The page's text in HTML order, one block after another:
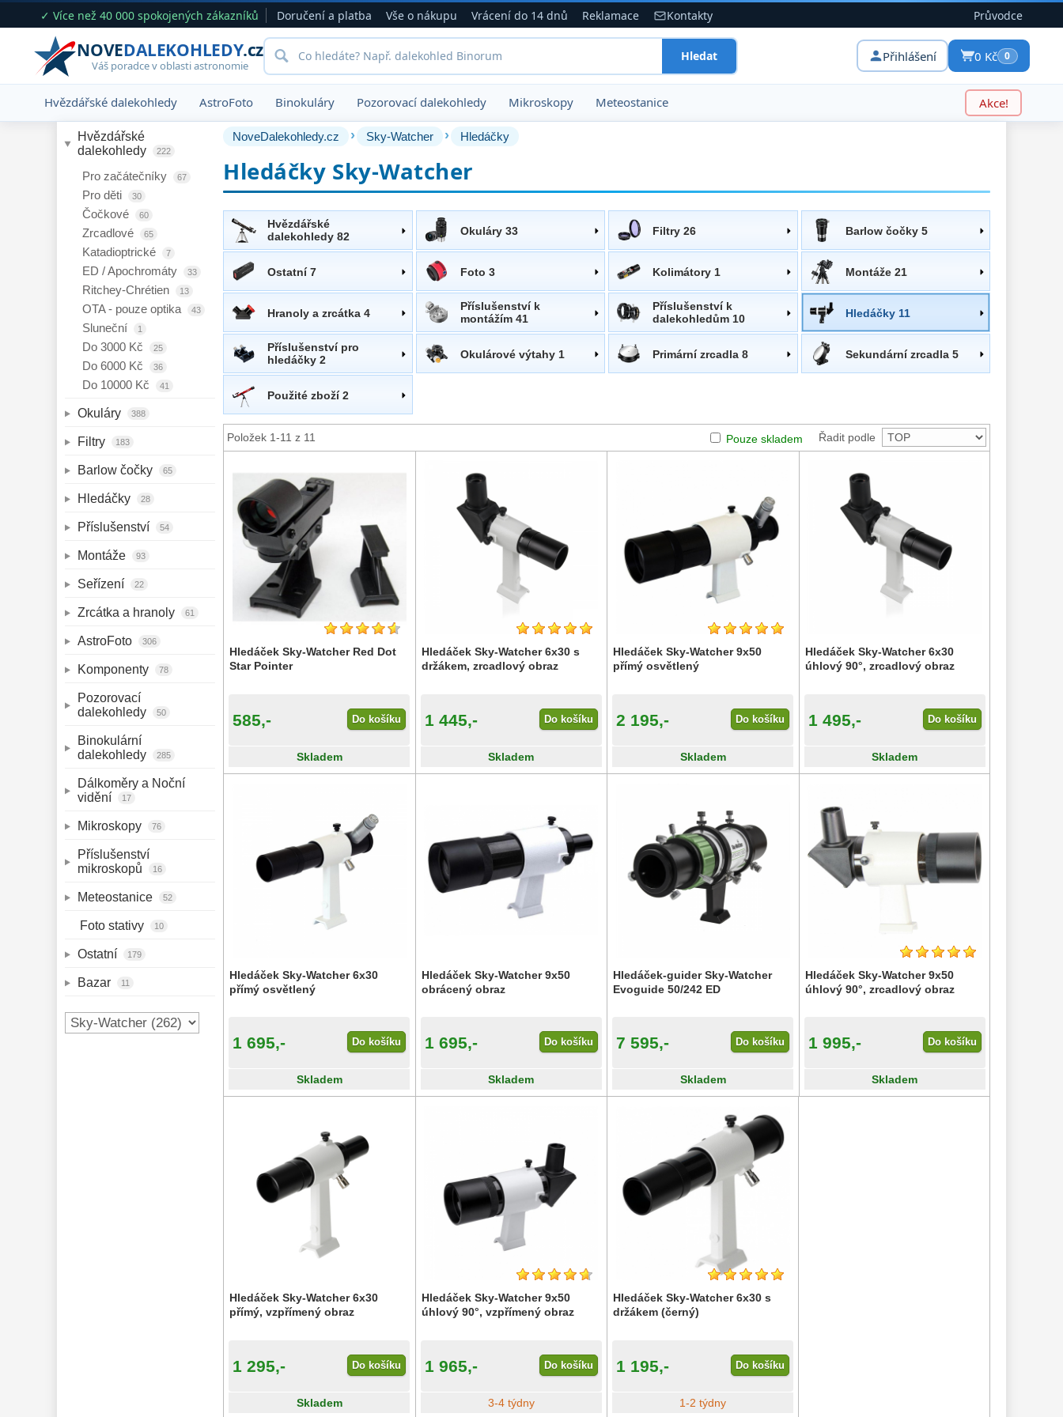
✓ Více než 40 000 spokojených zákazníků Doručení a platba Vše o nákupu Vrácení do 14 dnů Reklamace Kontakty Průvodce
NOVEDALEKOHLEDY.cz
Váš poradce v oblasti astronomie
Hledat Přihlášení 0 Kč 0
Hvězdářské dalekohledy AstroFoto Binokuláry Pozorovací dalekohledy Mikroskopy Meteostanice Akce!
Hvězdářské
dalekohledy
222
Pro začátečníky 67
Pro děti 30
Čočkové 60
Zrcadlové 65
Katadioptrické 7
ED / Apochromáty 33
Ritchey-Chrétien 13
OTA - pouze optika 43
Sluneční 1
Do 3000 Kč 25
Do 6000 Kč 36
Do 10000 Kč 41
Okuláry 388
Filtry 183
Barlow čočky 65
Hledáčky 28
Příslušenství 54
Montáže 93
Seřízení 22
Zrcátka a hranoly 61
AstroFoto 306
Komponenty 78
Pozorovací
dalekohledy
50
Binokulární
dalekohledy
285
Dálkoměry a Noční
vidění
17
Mikroskopy 76
Příslušenství
mikroskopů
16
Meteostanice 52
Foto stativy 10
Ostatní 179
Bazar 11
NoveDalekohledy.cz › Sky-Watcher › Hledáčky
Hledáčky Sky-Watcher
Hvězdářské
dalekohledy 82
Okuláry 33 Filtry 26 Barlow čočky 5
Ostatní 7 Foto 3 Kolimátory 1 Montáže 21
Hranoly a zrcátka 4
Příslušenství k
montážím 41
Příslušenství k
dalekohledům 10
Hledáčky 11
Příslušenství pro
hledáčky 2
Okulárové výtahy 1 Primární zrcadla 8 Sekundární zrcadla 5
Použité zboží 2
Položek 1-11 z 11 Pouze skladem Řadit podle
Hledáček Sky-Watcher Red Dot
Star Pointer
585,- Do košíku
Skladem
Hledáček Sky-Watcher 6x30 s
držákem, zrcadlový obraz
1 445,- Do košíku
Skladem
Hledáček Sky-Watcher 9x50
přímý osvětlený
2 195,- Do košíku
Skladem
Hledáček Sky-Watcher 6x30
úhlový 90°, zrcadlový obraz
1 495,- Do košíku
Skladem
Hledáček Sky-Watcher 6x30
přímý osvětlený
1 695,- Do košíku
Skladem
Hledáček Sky-Watcher 9x50
obrácený obraz
1 695,- Do košíku
Skladem
Hledáček-guider Sky-Watcher
Evoguide 50/242 ED
7 595,- Do košíku
Skladem
Hledáček Sky-Watcher 9x50
úhlový 90°, zrcadlový obraz
1 995,- Do košíku
Skladem
Hledáček Sky-Watcher 6x30
přímý, vzpřímený obraz
1 295,- Do košíku
Skladem
Hledáček Sky-Watcher 9x50
úhlový 90°, vzpřímený obraz
1 965,- Do košíku
3-4 týdny
Hledáček Sky-Watcher 6x30 s
držákem (černý)
1 195,- Do košíku
1-2 týdny